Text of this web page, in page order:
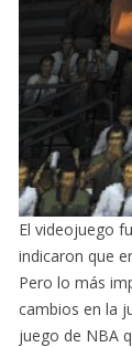
El videojuego
indicaron que
Pero lo más
cambios en la
juego de NBA